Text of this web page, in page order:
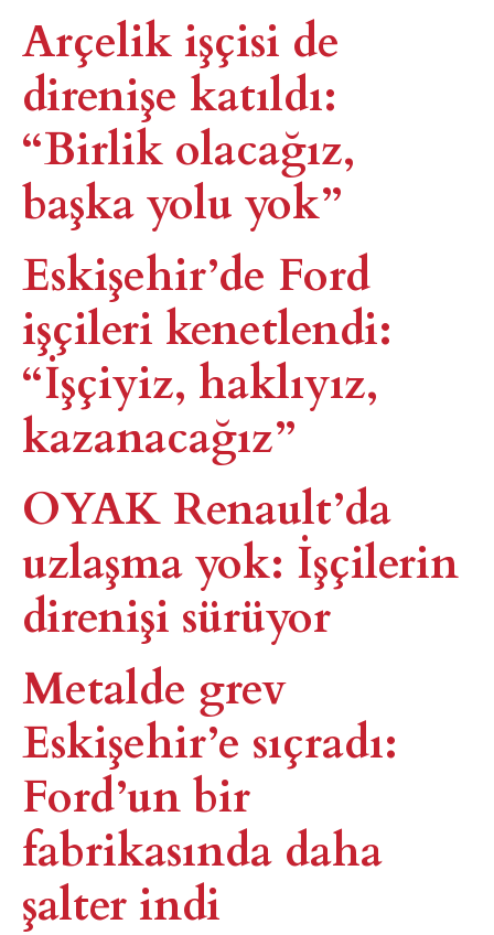
Arçelik işçisi de
direnişe katıldı:
“Birlik olacağız,
başka yolu yok”
Eskişehir’de Ford
işçileri kenetlendi:
“İşçiyiz, haklıyız,
kazanacağız”
OYAK Renault’da
uzlaşma yok: İşçilerin
direnişi sürüyor
Metalde grev
Eskişehir’e sıçradı:
Ford’un bir
fabrikasında daha
şalter indi